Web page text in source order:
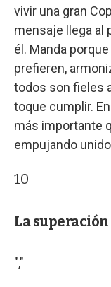
vivir una gran
mensaje llega al
él. Manda
prefieren,
todos son fieles
toque cumplir.
más importante
empujando
10
La
","